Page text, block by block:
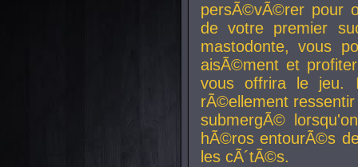
persÃ©vÃ©rer pour
de votre premier
mastodonte, vous
aisÃ©ment et
vous offrira le jeu.
rÃ©ellement
submergÃ©
hÃ©ros entourÃ©s
les cÃ´tÃ©s.